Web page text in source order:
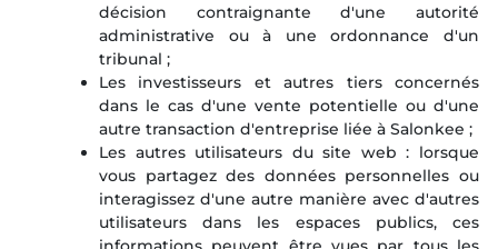
décision contraignante d'une autorité
administrative ou à une ordonnance d'un
tribunal ;
Les investisseurs et autres tiers concernés
dans le cas d'une vente potentielle ou d'une
autre transaction d'entreprise liée à Salonkee ;
Les autres utilisateurs du site web : lorsque
vous partagez des données personnelles ou
interagissez d'une autre manière avec d'autres
utilisateurs dans les espaces publics, ces